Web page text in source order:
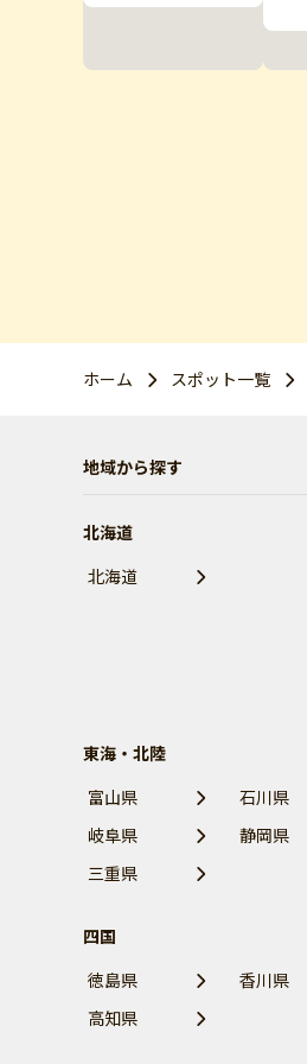
ホーム スポット一覧
地域から探す
北海道
北海道
東海・北陸
富山県
石川県
岐阜県
静岡県
三重県
四国
徳島県
香川県
高知県